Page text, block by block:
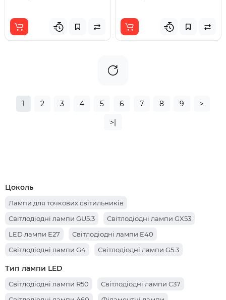
1 2 3 4 5 6 7 8 9 >
>|
Цоколь
Лампи для точкових світильників
Світлодіодні лампи GU5.3
Світлодіодні лампи GX53
LED лампи E27
Світлодіодні лампи E40
Світлодіодні лампи G4
Світлодіодні лампи G5.3
Світлодіодні лампи G13
Світлодіодні лампи G9
Світлодіодні лампи E14
Тип лампи LED
Світлодіодні лампи R50
Світлодіодні лампи C37